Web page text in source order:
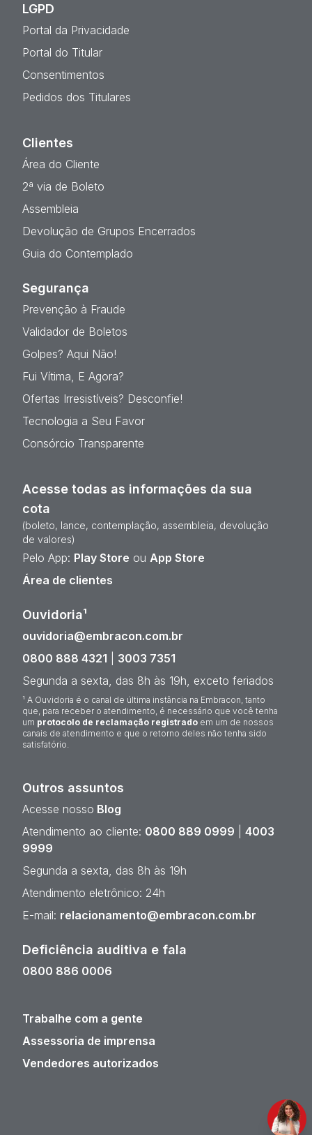
LGPD
Portal da Privacidade
Portal do Titular
Consentimentos
Pedidos dos Titulares
Clientes
Área do Cliente
2ª via de Boleto
Assembleia
Devolução de Grupos Encerrados
Guia do Contemplado
Segurança
Prevenção à Fraude
Validador de Boletos
Golpes? Aqui Não!
Fui Vítima, E Agora?
Ofertas Irresistíveis? Desconfie!
Tecnologia a Seu Favor
Consórcio Transparente
Acesse todas as informações da sua
cota
(boleto, lance, contemplação, assembleia, devolução
de valores)
Pelo App: Play Store ou App Store
Área de clientes
Ouvidoria¹
ouvidoria@embracon.com.br
0800 888 4321
3003 7351
Segunda a sexta, das 8h às 19h, exceto feriados
¹ A Ouvidoria é o canal de última instância na Embracon, tanto
que, para receber o atendimento, é necessário que você tenha
um protocolo de reclamação registrado em um de nossos
canais de atendimento e que o retorno deles não tenha sido
satisfatório.
Outros assuntos
Acesse nosso Blog
Atendimento ao cliente: 0800 889 0999
4003
9999
Segunda a sexta, das 8h às 19h
Atendimento eletrônico: 24h
E-mail: relacionamento@embracon.com.br
Deficiência auditiva e fala
0800 886 0006
Trabalhe com a gente
Assessoria de imprensa
Vendedores autorizados